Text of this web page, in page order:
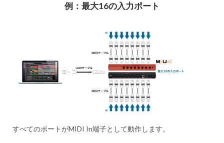
例：最大16の入力ポート
すべてのポートがMIDI In端子として動作します。